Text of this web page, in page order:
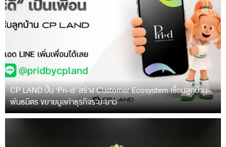
CP LAND ปั้น ‘Pri-d’ สร้าง Customer Ecosystem เชื่อมลูกบ้าน-
พันธมิตร ขยายมูลค่าธุรกิจระยะยาว